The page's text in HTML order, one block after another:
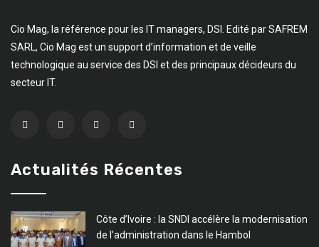
Cio Mag, la référence pour les IT managers, DSI. Edité par SAFREM
SARL, Cio Mag est un support d’information et de veille
technologique au service des DSI et des principaux décideurs du
secteur IT.
Actualités Récentes
Côte d’Ivoire : la SNDI accélère la modernisation
de l’administration dans le Hambol